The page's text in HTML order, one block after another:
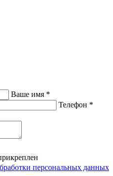
Ваше имя *
Телефон *
персональных данных